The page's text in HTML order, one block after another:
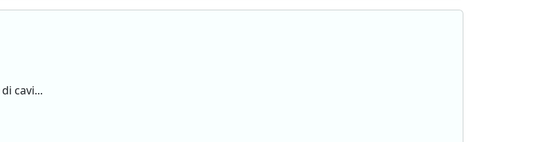
cavi...